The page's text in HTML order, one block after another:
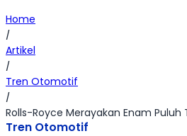
Home
/
Artikel
/
Tren Otomotif
/
Rolls-Royce Merayakan Enam
Tren Otomotif